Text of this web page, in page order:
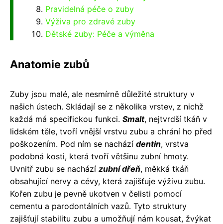
Pravidelná péče o zuby
Výživa pro zdravé zuby
Dětské zuby: Péče a výměna
Anatomie zubů
Zuby jsou malé, ale nesmírně důležité struktury v
našich ústech. Skládají se z několika vrstev, z nichž
každá má specifickou funkci. Smalt, nejtvrdší tkáň v
lidském těle, tvoří vnější vrstvu zubu a chrání ho před
poškozením. Pod ním se nachází dentin, vrstva
podobná kosti, která tvoří většinu zubní hmoty.
Uvnitř zubu se nachází zubní dřeň, měkká tkáň
obsahující nervy a cévy, která zajišťuje výživu zubu.
Kořen zubu je pevně ukotven v čelisti pomocí
cementu a parodontálních vazů. Tyto struktury
zajišťují stabilitu zubu a umožňují nám kousat, žvýkat